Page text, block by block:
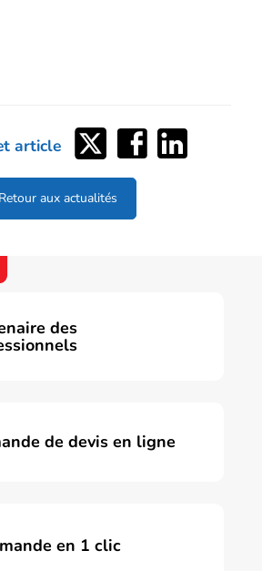
article
Partager
sur
Twitter
Partager
sur
Facebook
Partager
sur
Retour aux actualités
des
de devis en ligne
en 1 clic